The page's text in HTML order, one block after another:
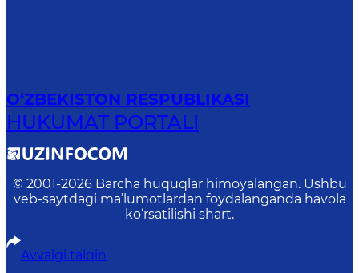
O‘ZBEKISTON RESPUBLIKASI
HUKUMAT PORTALI
© 2001-2026 Barcha huquqlar himoyalangan. Ushbu
veb-saytdagi ma’lumotlardan foydalanganda havola
ko‘rsatilishi shart.
Avvalgi talqin